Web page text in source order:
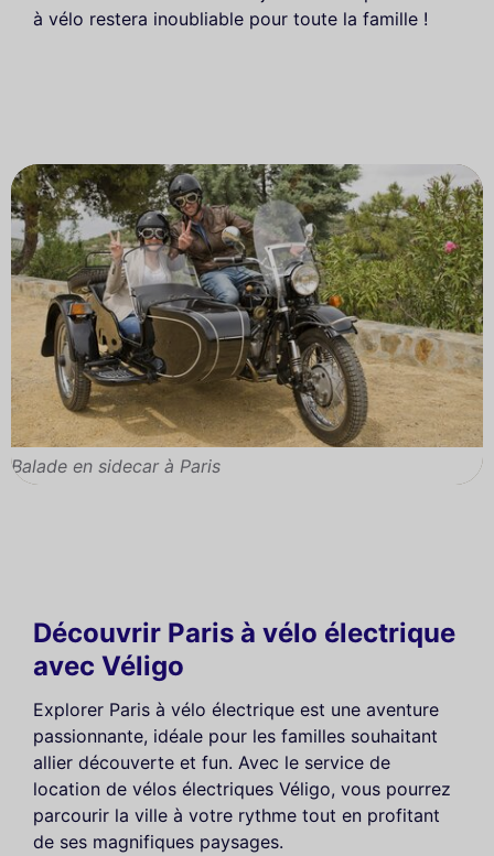
à vélo restera inoubliable pour toute la famille !
Balade en sidecar à Paris
Découvrir Paris à vélo électrique
avec Véligo
Explorer Paris à vélo électrique est une aventure
passionnante, idéale pour les familles souhaitant
allier découverte et fun. Avec le service de
location de vélos électriques Véligo, vous pourrez
parcourir la ville à votre rythme tout en profitant
de ses magnifiques paysages.